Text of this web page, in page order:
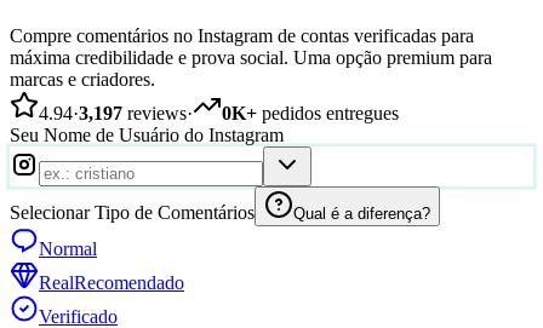
Compre comentários no Instagram de contas verificadas para
máxima credibilidade e prova social. Uma opção premium para
marcas e criadores.
4.94·3,197 reviews· 0K+ pedidos entregues
Seu Nome de Usuário do Instagram
Selecionar Tipo de Comentários Qual é a diferença?
Normal
RealRecomendado
Verificado